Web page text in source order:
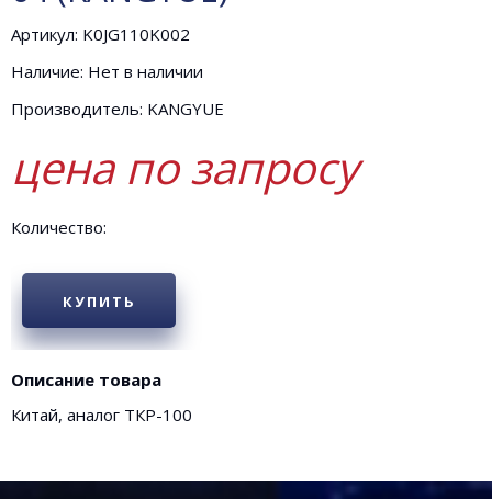
Артикул: K0JG110K002
Наличие: Нет в наличии
Производитель: KANGYUE
цена по запросу
Количество:
КУПИТЬ
Описание товара
Китай, аналог ТКР-100